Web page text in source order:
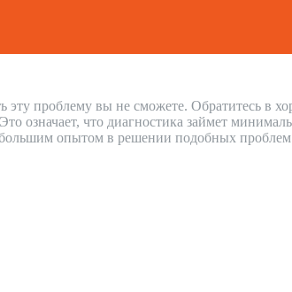
проблему вы не сможете. Обратитесь в
что диагностика займет
большим опытом в решении подобных